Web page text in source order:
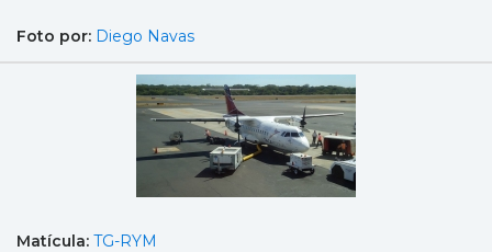
Foto por: Diego Navas
Matícula: TG-RYM